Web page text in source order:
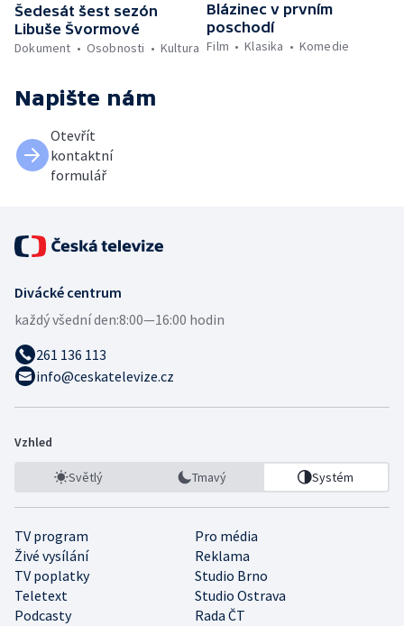
Šedesát šest sezón
Libuše Švormové
Dokument
Osobnosti Kultura
Blázinec v prvním
poschodí
Film
Klasika Komedie
Napište nám
Otevřít
kontaktní
formulář
Divácké centrum
každý všední den:8:00—16:00 hodin
261 136 113
info@ceskatelevize.cz
Vzhled
Světlý Tmavý Systém
TV program
Pro média
Živé vysílání
Reklama
TV poplatky
Studio Brno
Teletext
Studio Ostrava
Podcasty
Rada ČT